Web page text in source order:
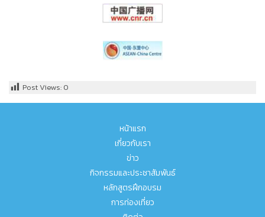
Post Views: 0
หน้าแรก
เกี่ยวกับเรา
ข่าว
กิจกรรมและประชาสัมพันธ์
หลักสูตรฝึกอบรม
การท่องเที่ยว